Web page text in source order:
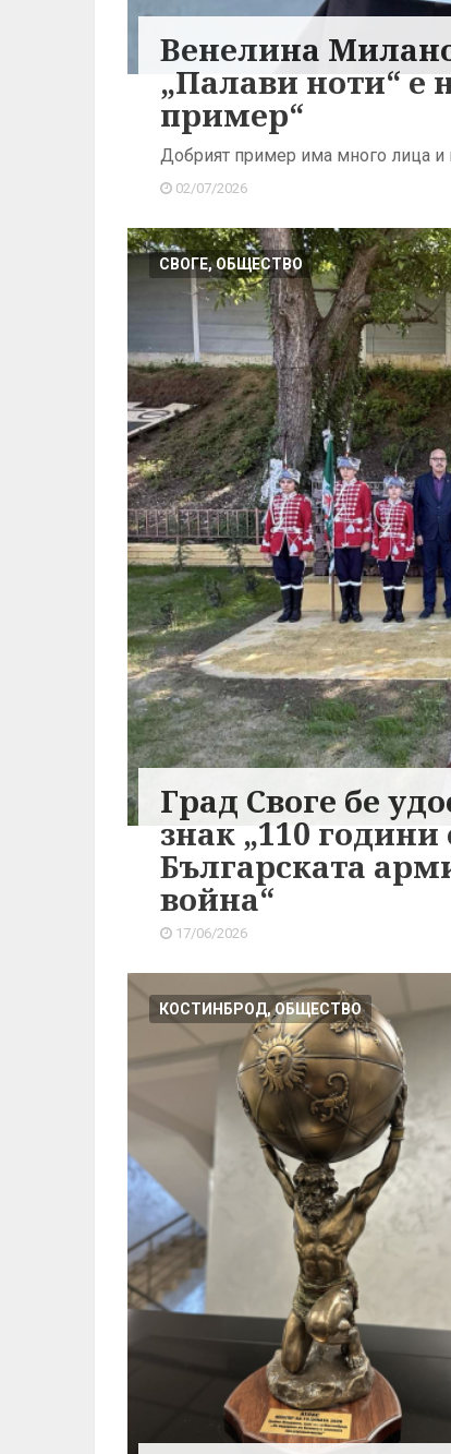
Венелина
„Палави ноти“ е
пример“
Добрият пример има много лица и
02/07/2026
СВОГЕ, ОБЩЕСТВО
Град Своге бе
знак „110
Българската
война“
17/06/2026
КОСТИНБРОД, ОБЩЕСТВО